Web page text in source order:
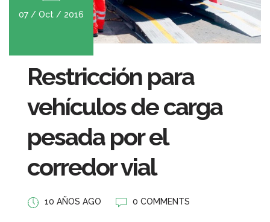
07 / Oct / 2016
Restricción para
vehículos de carga
pesada por el
corredor vial
10 AÑOS AGO 0 COMMENTS